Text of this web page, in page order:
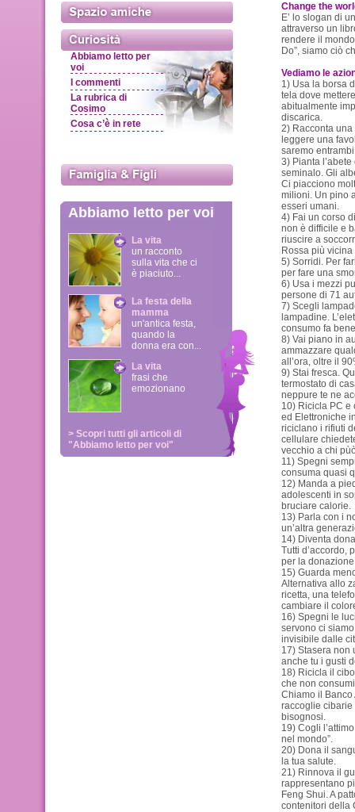
Abbiamo letto per
voi
I commenti
La rubrica di
Cosimo
Cosa c’è in rete
Abbiamo letto per voi
La vita
un racconto
sulla vita che ci
è piaciuto...
La festa della
mamma
un'antica festa,
quando la
donna era con...
La vita
frasi che
emozionano
> Scopri tutti gli articoli di
"Abbiamo letto per voi"
Change the
E’ lo slogan di
attraverso un
rendere il
Do”, siamo ciò
Vediamo le
1) Usa la borsa
tela dove
abitualmente
discarica.
2) Racconta
leggere una
saremo
3) Pianta
seminalo. Gli
Ci piacciono
milioni. Un pino
esseri umani.
4) Fai un corso
non è difficile e
riuscire a
Rossa più vicina
5) Sorridi. Per
per fare una
6) Usa i mezzi
persone di 71
7) Scegli
lampadine.
consumo fa
8) Vai piano in
ammazzare
all’ora, oltre il
9) Stai fresca.
termostato di
neppure te ne
10) Ricicla PC e
ed Elettroniche
riciclano i rifiuti
cellulare
vecchio a chi
11) Spegni
consuma quasi
12) Manda a
adolescenti in
bruciare calorie.
13) Parla con i
un’altra
14) Diventa
Tutti d’accordo,
per la
15) Guarda
Alternativa allo
ricetta, una
cambiare il
16) Spegni le
servono ci
invisibile dalle
17) Stasera non
anche tu i gusti
18) Ricicla il
che non
Chiamo il Banco
raccoglie
bisognosi.
19) Cogli
nel mondo”.
20) Dona il
la tua salute.
21) Rinnova il
rappresentano
Feng Shui. A
contenitori della